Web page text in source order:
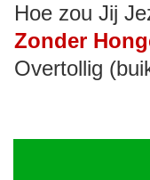
Hoe zou Jij
Zonder
Overtollig